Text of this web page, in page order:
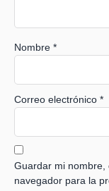
Nombre *
Correo electrónico *
Guardar mi nombre,
navegador para la